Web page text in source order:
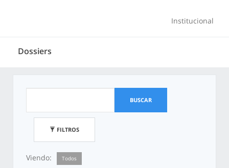
Institucional
Dossiers
BUSCAR
FILTROS
Viendo: Todos